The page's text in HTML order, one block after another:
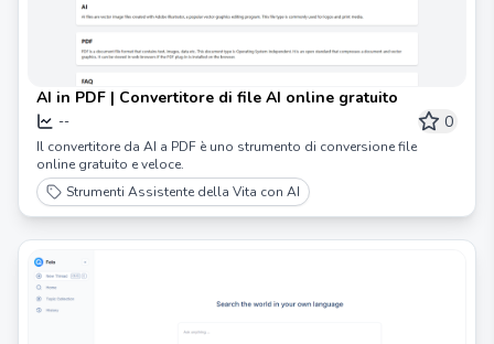
AI in PDF | Convertitore di file AI online gratuito
-- 0
Il convertitore da AI a PDF è uno strumento di conversione file
online gratuito e veloce.
Strumenti Assistente della Vita con AI